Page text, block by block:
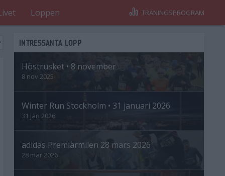
Loppen TRÄNINGSPROGRAM
INTRESSANTA LOPP
Höstrusket • 8 november
8 nov 2025
Winter Run Stockholm • 31 januari 2026
31 jan 2026
adidas Premiärmilen 28 mars 2026
28 mar 2026